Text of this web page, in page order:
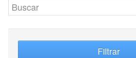
Filtrar